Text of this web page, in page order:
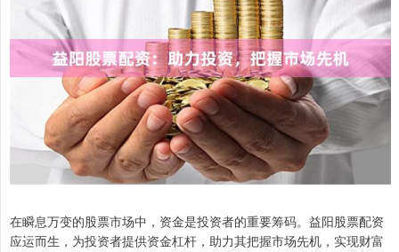
在瞬息万变的股票市场中，资金是投资者的重要筹码。益阳股票配资
应运而生，为投资者提供资金杠杆，助力其把握市场先机，实现财富